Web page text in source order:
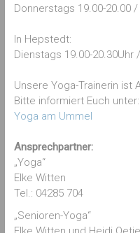
Donnerstags 19.00-20.00
In Hepstedt:
Dienstags 19.00-
Unsere Yoga-Trainerin ist
Bitte informiert Euch unter:
Yoga am Ummel
Ansprechpartner:
„Yoga“
Elke Witten
Tel.: 04285 704
„Senioren-Yoga“